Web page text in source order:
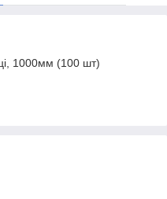
1000мм (100 шт)